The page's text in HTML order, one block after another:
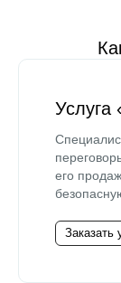
Услуга
его
Заказать